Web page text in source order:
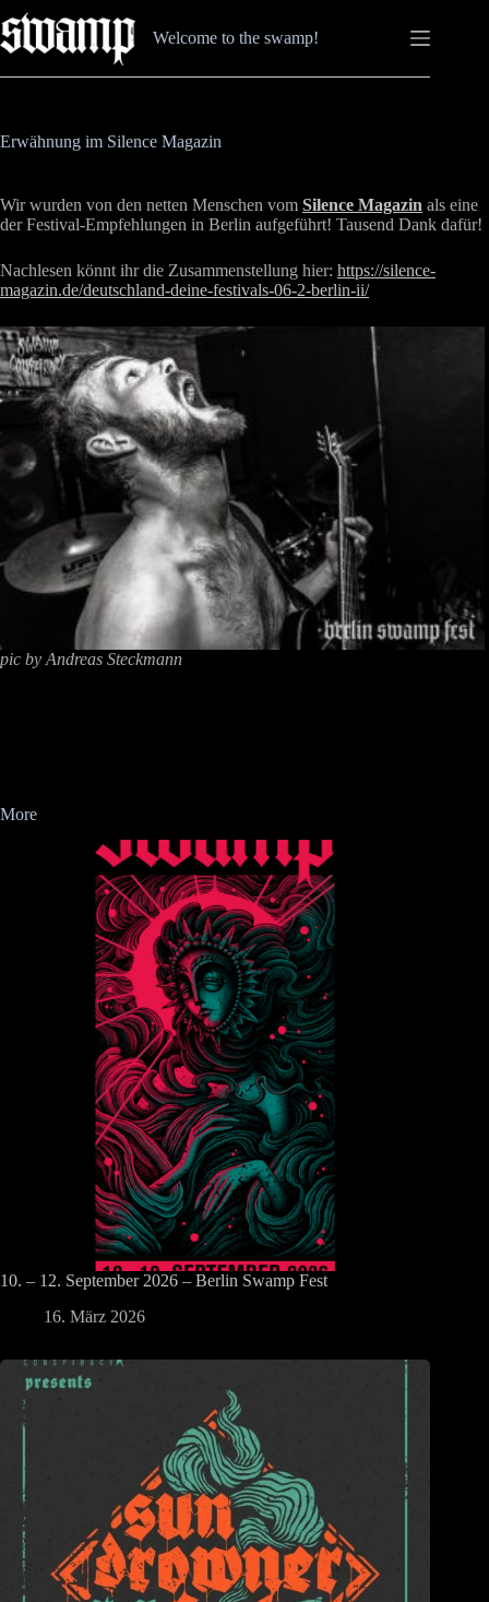
Zum
Inhalt
springen
Welcome to the swamp!
Erwähnung im Silence Magazin
Wir wurden von den netten Menschen vom Silence Magazin als eine
der Festival-Empfehlungen in Berlin aufgeführt! Tausend Dank dafür!
Nachlesen könnt ihr die Zusammenstellung hier: https://silence-
magazin.de/deutschland-deine-festivals-06-2-berlin-ii/
pic by Andreas Steckmann
More
10. – 12. September 2026 – Berlin Swamp Fest
16. März 2026